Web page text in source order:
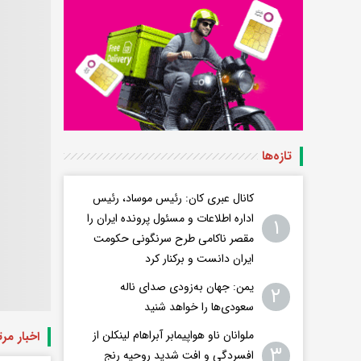
اخبار
تازه‌ها
۱
کانال عبری کان: رئیس موساد، رئیس
اداره اطلاعات و مسئول پرونده ایران را
مقصر ناکامی طرح سرنگونی حکومت
ایران دانست و برکنار کرد
۲
یمن: جهان به‌زودی صدای ناله
سعودی‌ها را خواهد شنید
ملوانان ناو هواپیمابر آبراهام لینکلن از
افسردگی و افت شدید روحیه رنج